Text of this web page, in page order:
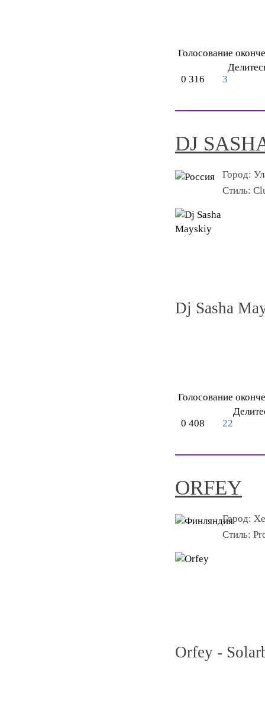
Голосование
3
0 316
DJ
Город:
Стиль:
Dj Sasha
Голосование
22
0 408
ORFEY
Город:
Стиль:
Orfey -